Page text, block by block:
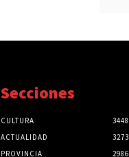
Secciones
CULTURA
3448
ACTUALIDAD
3273
PROVINCIA
2986